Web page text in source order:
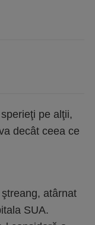
pe alţii,
decât ceea ce
atârnat
SUA.